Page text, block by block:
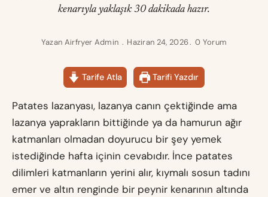
kenarıyla yaklaşık 30 dakikada hazır.
Yazan Airfryer Admin Haziran 24, 2026 0 Yorum
Tarife Atla Tarifi Yazdır
Patates lazanyası, lazanya canın çektiğinde ama
lazanya yaprakların bittiğinde ya da hamurun ağır
katmanları olmadan doyurucu bir şey yemek
istediğinde hafta içinin cevabıdır. İnce patates
dilimleri katmanların yerini alır, kıymalı sosun tadını
emer ve altın renginde bir peynir kenarının altında